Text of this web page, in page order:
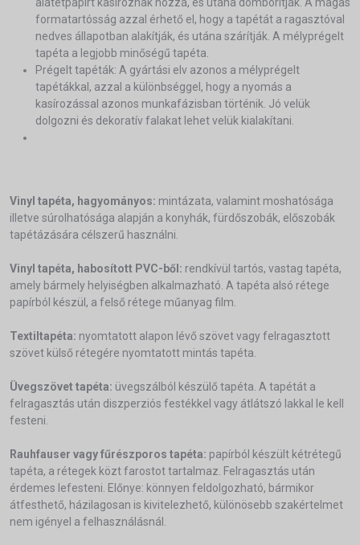
formatartósság azzal érhető el, hogy a tapétát a ragasztóval
nedves állapotban alakítják, és utána szárítják. A mélyprégelt
tapéta a legjobb minőségű tapéta.
Prégelt tapéták: A gyártási elv azonos a mélyprégelt
tapétákkal, azzal a különbséggel, hogy a nyomás a
kasírozással azonos munkafázisban történik. Jó velük
dolgozni és dekoratív falakat lehet velük kialakítani.
Vinyl tapéta, hagyományos: mintázata, valamint moshatósága
illetve súrolhatósága alapján a konyhák, fürdőszobák, előszobák
tapétázására célszerű használni.
Vinyl tapéta, habosított PVC-ből: rendkívül tartós, vastag tapéta,
amely bármely helyiségben alkalmazható. A tapéta alsó rétege
papírból készül, a felső rétege műanyag film.
Textiltapéta: nyomtatott alapon lévő szövet vagy felragasztott
szövet külső rétegére nyomtatott mintás tapéta.
Üvegszövet tapéta: üvegszálból készülő tapéta. A tapétát a
felragasztás után diszperziós festékkel vagy átlátszó lakkal le kell
festeni.
Rauhfauser vagy fűrészporos tapéta: papírból készült kétrétegű
tapéta, a rétegek közt farostot tartalmaz. Felragasztás után
érdemes lefesteni. Előnye: könnyen feldolgozható, bármikor
átfesthető, házilagosan is kivitelezhető, különösebb szakértelmet
nem igényel a felhasználásnál.